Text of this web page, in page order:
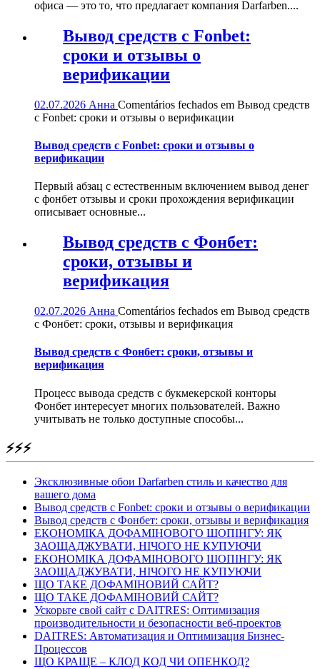
офиса — это то, что предлагает компания Darfarben....
Вывод средств с Fonbet:
сроки и отзывы о
верификации
02.07.2026 Анна Comentários fechados em Вывод средств
с Fonbet: сроки и отзывы о верификации
Вывод средств с Fonbet: сроки и отзывы о
верификации
Первый абзац с естественным включением вывод денег
с фонбет отзывы и сроки прохождения верификации
описывает основные...
Вывод средств с Фонбет:
сроки, отзывы и
верификация
02.07.2026 Анна Comentários fechados em Вывод средств
с Фонбет: сроки, отзывы и верификация
Вывод средств с Фонбет: сроки, отзывы и
верификация
Процесс вывода средств с букмекерской конторы
Фонбет интересует многих пользователей. Важно
учитывать не только доступные способы...
⚡⚡⚡
Эксклюзивные обои Darfarben стиль и качество для
вашего дома
Вывод средств с Fonbet: сроки и отзывы о верификации
Вывод средств с Фонбет: сроки, отзывы и верификация
ЕКОНОМІКА ДОФАМІНОВОГО ШОПІНГУ: ЯК
ЗАОЩАДЖУВАТИ, НІЧОГО НЕ КУПУЮЧИ
ЕКОНОМІКА ДОФАМІНОВОГО ШОПІНГУ: ЯК
ЗАОЩАДЖУВАТИ, НІЧОГО НЕ КУПУЮЧИ
ЩО ТАКЕ ДОФАМІНОВИЙ САЙТ?
ЩО ТАКЕ ДОФАМІНОВИЙ САЙТ?
Ускорьте свой сайт с DAITRES: Оптимизация
производительности и безопасности веб-проектов
DAITRES: Автоматизация и Оптимизация Бизнес-
Процессов
ЩО КРАЩЕ – КЛОД КОД ЧИ ОПЕНКОД?